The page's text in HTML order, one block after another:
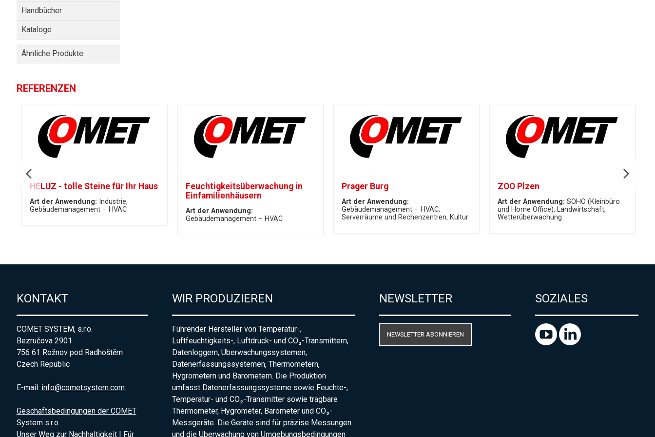
Handbücher
Kataloge
Ähnliche Produkte
REFERENZEN
HELUZ - tolle Steine für Ihr Haus
Art der Anwendung: Industrie
Gebäudemanagement – HVAC
Feuchtigkeitsüberwachung in
Einfamilienhäusern
Art der Anwendung:
Gebäudemanagement – HVAC
Prager Burg
Art der Anwendung:
Gebäudemanagement – HVAC
Serverräume und Rechenzentren Kultur
ZOO Plzen
Art der Anwendung: SOHO (Kleinbüro
und Home Office) Landwirtschaft
Wetterüberwachung
KONTAKT
COMET SYSTEM, s.r.o.
Bezručova 2901
756 61 Rožnov pod Radhoštěm
Czech Republic
E-mail: info@cometsystem.com
Geschäftsbedingungen der COMET
System s.r.o.
Unser Weg zur Nachhaltigkeit | Für
WIR PRODUZIEREN
Führender Hersteller von Temperatur-,
Luftfeuchtigkeits-, Luftdruck- und CO₂-Transmittern,
Datenloggern, Überwachungssystemen,
Datenerfassungssystemen, Thermometern,
Hygrometern und Barometern. Die Produktion
umfasst Datenerfassungssysteme sowie Feuchte-,
Temperatur- und CO₂-Transmitter sowie tragbare
Thermometer, Hygrometer, Barometer und CO₂-
Messgeräte. Die Geräte sind für präzise Messungen
und die Überwachung von Umgebungsbedingungen
NEWSLETTER
NEWSLETTER ABONNIEREN
SOZIALES